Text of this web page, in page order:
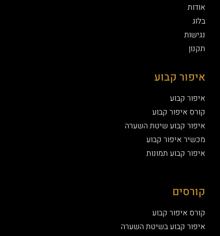
אודות
בלוג
נגישות
תקנון
איפור קבוע
איפור קבוע
קורס איפור קבוע
איפור קבוע שיטת השערה
מכשיר איפור קבוע
איפור קבוע תמונות
קורסים
קורס איפור קבוע
איפור קבוע בשיטת השערה